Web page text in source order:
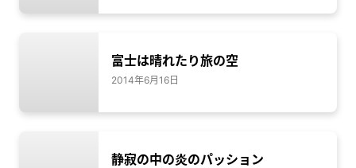
富士は晴れたり旅の空
2014年6月16日
静寂の中の炎のパッション